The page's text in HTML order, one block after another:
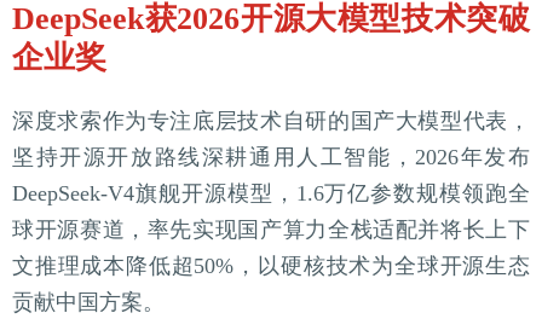
DeepSeek获2026开源大模型技术突破
企业奖
深度求索作为专注底层技术自研的国产大模型代表，
坚持开源开放路线深耕通用人工智能，2026年发布
DeepSeek-V4旗舰开源模型，1.6万亿参数规模领跑全
球开源赛道，率先实现国产算力全栈适配并将长上下
文推理成本降低超50%，以硬核技术为全球开源生态
贡献中国方案。